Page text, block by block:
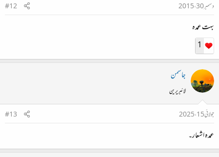
دسمبر 30، 2015
#12
بہت عمدہ
1
جاسمن
لائبریرین
جولائی 15، 2025
#13
عمدہ اشعار۔